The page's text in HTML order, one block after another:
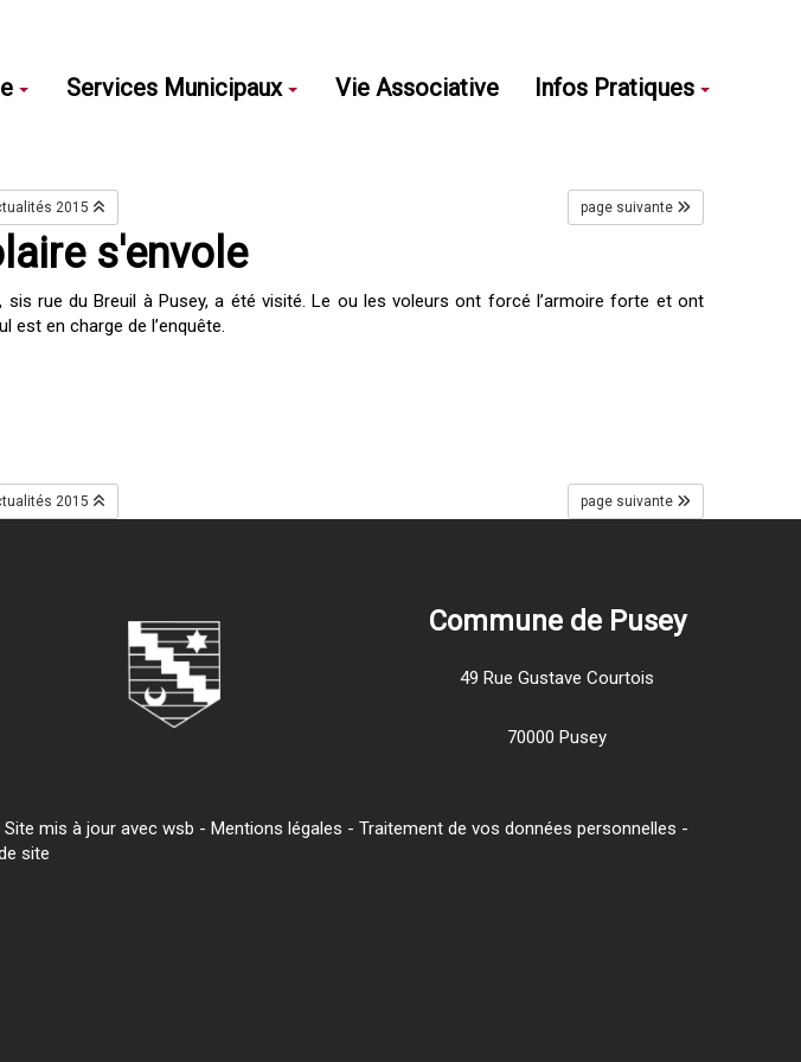
Services Municipaux Vie Associative Infos Pratiques
2015 page suivante
s'envole
rue du Breuil à Pusey, a été visité. Le ou les voleurs ont forcé l’armoire forte et ont
est en charge de l’enquête.
2015 page suivante
Commune de Pusey
49 Rue Gustave Courtois
70000 Pusey
mis à jour avec wsb - Mentions légales - Traitement de vos données personnelles -
site